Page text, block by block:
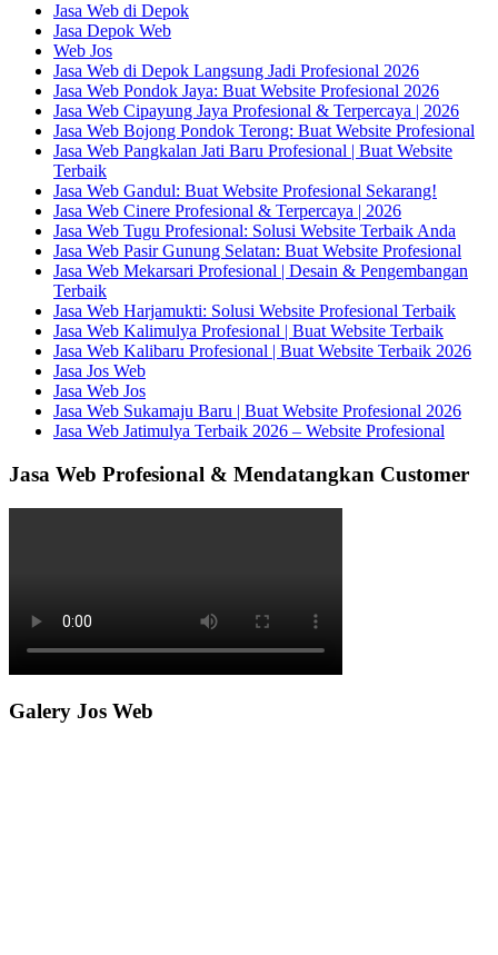
Jasa Web di Depok
Jasa Depok Web
Web Jos
Jasa Web di Depok Langsung Jadi Profesional 2026
Jasa Web Pondok Jaya: Buat Website Profesional 2026
Jasa Web Cipayung Jaya Profesional & Terpercaya | 2026
Jasa Web Bojong Pondok Terong: Buat Website Profesional
Jasa Web Pangkalan Jati Baru Profesional | Buat Website
Terbaik
Jasa Web Gandul: Buat Website Profesional Sekarang!
Jasa Web Cinere Profesional & Terpercaya | 2026
Jasa Web Tugu Profesional: Solusi Website Terbaik Anda
Jasa Web Pasir Gunung Selatan: Buat Website Profesional
Jasa Web Mekarsari Profesional | Desain & Pengembangan
Terbaik
Jasa Web Harjamukti: Solusi Website Profesional Terbaik
Jasa Web Kalimulya Profesional | Buat Website Terbaik
Jasa Web Kalibaru Profesional | Buat Website Terbaik 2026
Jasa Jos Web
Jasa Web Jos
Jasa Web Sukamaju Baru | Buat Website Profesional 2026
Jasa Web Jatimulya Terbaik 2026 – Website Profesional
Jasa Web Profesional & Mendatangkan Customer
Galery Jos Web